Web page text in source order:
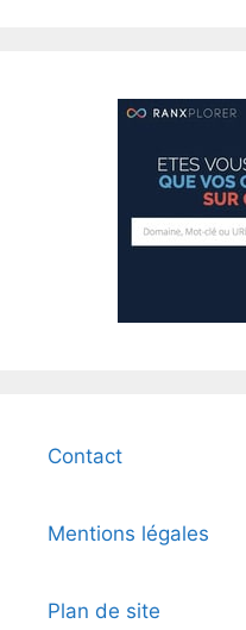
Contact
Mentions légales
Plan de site